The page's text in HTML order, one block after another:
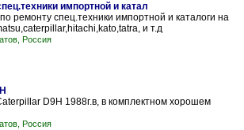
импортной и катал
ремонту спец.техники импортной и каталоги на
и т.д
Россия
D9H 1988г.в, в комплектном хорошем
Россия